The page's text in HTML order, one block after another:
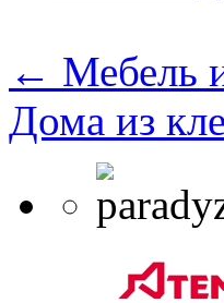
← Мебель
Дома из